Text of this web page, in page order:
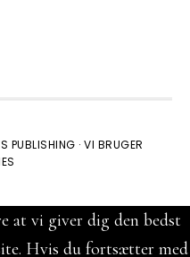
PUBLISHING · VI BRUGER
at vi giver dig den bedst
Hvis du fortsætter med